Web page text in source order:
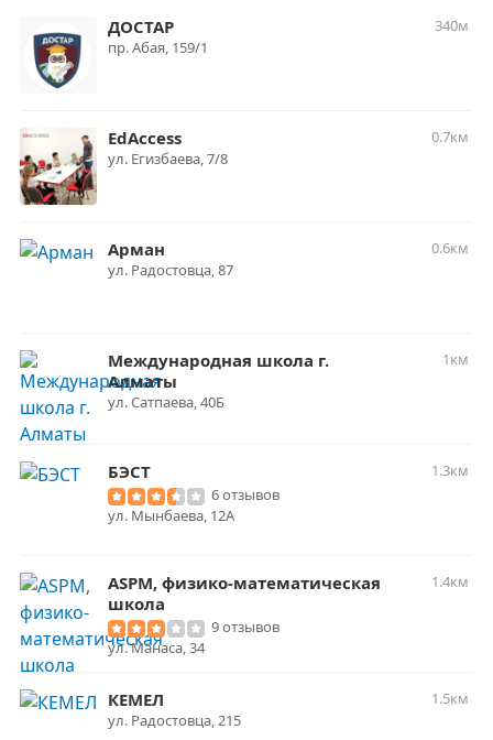
ДОСТАР
340м
пр. Абая, 159/1
EdAccess
0.7км
​ул. Егизбаева, 7/8
Арман
0.6км
ул. Радостовца, 87
Международная школа г.
Алматы
1км
ул. Сатпаева, 40Б
БЭСТ
1.3км
6 отзывов
ул. Мынбаева, 12А
ASPM, физико-математическая
школа
1.4км
9 отзывов
​ул. Манаса, 34
КЕМЕЛ
1.5км
ул. Радостовца, 215